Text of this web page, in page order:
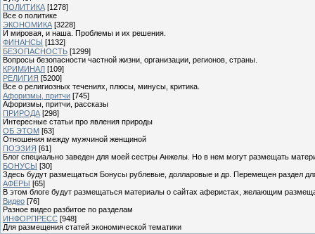
ПОЛИТИКА [1278]
Все о политике
ЭКОНОМИКА [3228]
И мировая, и наша. Проблемы и их решения.
ФИНАНСЫ [1132]
БЕЗОПАСНОСТЬ [1299]
Вопросы безопасности частной жизни, организации, регионов, страны.
КРИМИНАЛ [109]
РЕЛИГИЯ [5200]
Все о религиозных течениях, плюсы, минусы, критика.
Афоризмы, притчи [745]
Афоризмы, притчи, рассказы
ПРИРОДА [298]
Интересные статьи про явления природы
ОБ ЭТОМ [63]
Отношения между мужчиной женщиной
ПОЭЗИЯ [61]
Блог специально заведен для моей сестры Анжелы. Но в нем могут размещать
БОНУСЫ [30]
Здесь будут размещаться Бонусы рублевые, долларовые и др. Перемещен раздел
АФЕРЫ [65]
В этом блоге будут размещаться материалы о сайтах аферистах, желающим
Видео [76]
Разное видео разбитое по разделам
ИНФОРПРЕСС [948]
Для размещения статей экономической тематики